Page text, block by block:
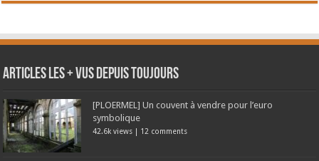
Articles les + vus depuis toujours
[PLOERMEL] Un couvent à vendre pour l’euro
symbolique
42.6k views | 12 comments